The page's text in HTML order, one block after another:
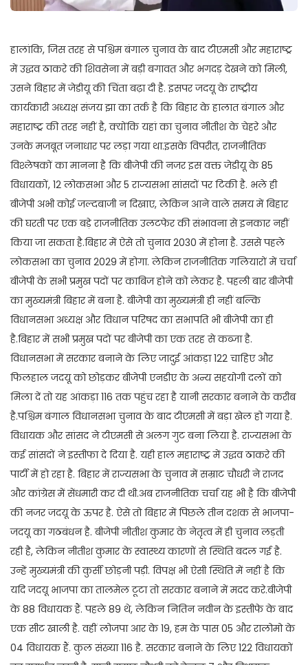
हालांकि, जिस तरह से पश्चिम बंगाल चुनाव के बाद टीएमसी और महाराष्ट्र
में उद्धव ठाकरे की शिवसेना में बड़ी बगावत और भगदड़ देखने को मिली,
उसने बिहार में जेडीयू की चिंता बढ़ा दी है. इसपर जदयू के राष्ट्रीय
कार्यकारी अध्यक्ष संजय झा का तर्क है कि बिहार के हालात बंगाल और
महाराष्ट्र की तरह नहीं है, क्योंकि यहां का चुनाव नीतीश के चेहरे और
उनके मजबूत जनाधार पर लड़ा गया था.इसके विपरीत, राजनीतिक
विश्लेषकों का मानना है कि बीजेपी की नजर इस वक्त जेडीयू के 85
विधायकों, 12 लोकसभा और 5 राज्यसभा सांसदों पर टिकी है. भले ही
बीजेपी अभी कोई जल्दबाजी न दिखाए, लेकिन आने वाले समय में बिहार
की घरती पर एक बड़े राजनीतिक उलटफेर की संभावना से इनकार नहीं
किया जा सकता है.बिहार में ऐसे तो चुनाव 2030 में होना है. उससे पहले
लोकसभा का चुनाव 2029 में होगा. लेकिन राजनीतिक गलियारों में चर्चा
बीजेपी के सभी प्रमुख पदों पर काबिज होने को लेकर है. पहली बार बीजेपी
का मुख्यमंत्री बिहार में बना है. बीजेपी का मुख्यमंत्री ही नहीं बल्कि
विधानसभा अध्यक्ष और विधान परिषद का सभापति भी बीजेपी का ही
है.बिहार में सभी प्रमुख पदों पर बीजेपी का एक तरह से कब्जा है.
विधानसभा में सरकार बनाने के लिए जादुई आंकड़ा 122 चाहिए और
फिलहाल जदयू को छोड़कर बीजेपी एनडीए के अन्य सहयोगी दलों को
मिला दें तो यह आंकड़ा 116 तक पहुंच रहा है यानी सरकार बनाने के करीब
है.पश्चिम बंगाल विधानसभा चुनाव के बाद टीएमसी में बड़ा खेल हो गया है.
विधायक और सांसद ने टीएमसी से अलग गुट बना लिया है. राज्यसभा के
कई सांसदों ने इस्तीफा दे दिया है. यही हाल महाराष्ट्र में उद्धव ठाकरे की
पार्टी में हो रहा है. बिहार में राज्यसभा के चुनाव में सम्राट चौधरी ने राजद
और कांग्रेस में सेंधमारी कर दी थी.अब राजनीतिक चर्चा यह भी है कि बीजेपी
की नजर जदयू के ऊपर है. ऐसे तो बिहार में पिछले तीन दशक से भाजपा-
जदयू का गठबंधन है. बीजेपी नीतीश कुमार के नेतृत्व में ही चुनाव लड़ती
रही है, लेकिन नीतीश कुमार के स्वास्थ्य कारणों से स्थिति बदल गई है.
उन्हें मुख्यमंत्री की कुर्सी छोड़नी पड़ी. विपक्ष भी ऐसी स्थिति में नहीं है कि
यदि जदयू भाजपा का तालमेल टूटा तो सरकार बनाने में मदद करे.बीजेपी
के 88 विधायक हैं. पहले 89 थे, लेकिन नितिन नवीन के इस्तीफे के बाद
एक सीट खाली है. वहीं लोजपा आर के 19, हम के पास 05 और रालोमो के
04 विधायक हैं. कुल संख्या 116 है. सरकार बनाने के लिए 122 विधायकों